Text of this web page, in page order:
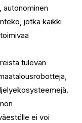
autonominen
jotka kaikki
tulevan
ei voi